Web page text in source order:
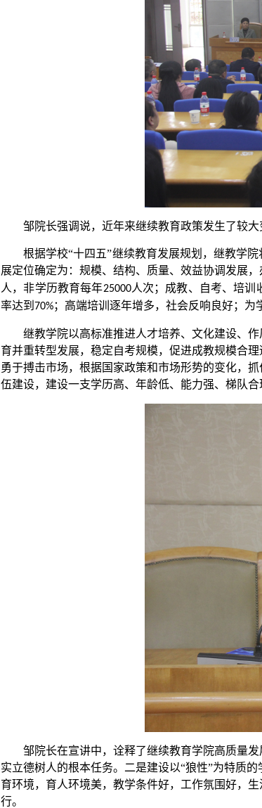
邹院长强调说，近年来继续教育政策发生了较
根据学校“十四五”继续教育发展规划，继教学
展定位确定为：规模、结构、质量、效益协调发展
人，非学历教育每年25000人次；成教、自考、培训
率达到 70%；高端培训逐年增多，社会反响良好；为
继教学院以高标准推进人才培养、文化建设、
育并重转型发展，稳定自考规模，促进成教规模合
勇于搏击市场，根据国家政策和市场形势的变化，
伍建设，建设一支学历高、年龄低、能力强、梯队合
邹院长在宣讲中，诠释了继续教育学院高质量
实立德树人的根本任务。二是建设以“狼性”为特质
育环境，育人环境美，教学条件好，工作氛围好，
行。